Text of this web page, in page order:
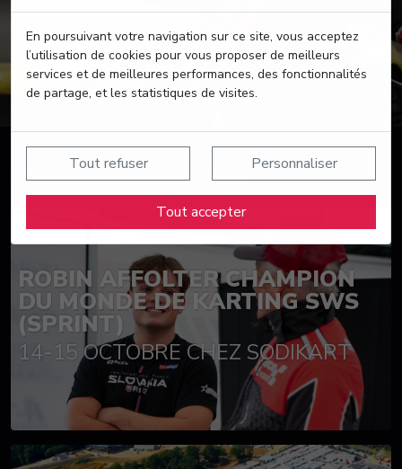
En poursuivant votre navigation sur ce site, vous acceptez
l’utilisation de cookies pour vous proposer de meilleurs
services et de meilleures performances, des fonctionnalités
de partage, et les statistiques de visites.
Tout refuser Personnaliser
Tout accepter
Suivez nos actualités
ROBIN AFFOLTER CHAMPION
DU MONDE DE KARTING SWS
(SPRINT)
14-15 OCTOBRE CHEZ SODIKART